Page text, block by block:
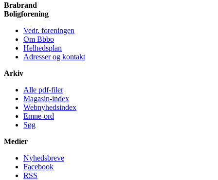
Brabrand
Bolig­forening
Vedr. foreningen
Om Bbbo
Helheds­plan
Adresser og kontakt
Arkiv
Alle pdf-filer
Magasin-index
Webnyhedsindex
Emne-ord
Søg
Medier
Nyheds­breve
Facebook
RSS